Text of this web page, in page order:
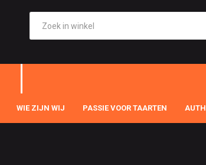
WIE ZIJN WIJ PASSIE VOOR TAARTEN